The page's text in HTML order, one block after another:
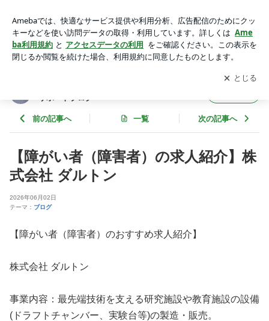
の転職･求人 就職･採用 雇用就労支援サポートブログ
アプリをダウンロードして ブログの更新通知
を受け取りまし
ょう。
開く
サポートブログ
前の記事へ 一覧 次の記事へ
【障がい者（障害者）の求人紹介】株
式会社 ダルトン
2026年06月02日
テーマ： ブログ
【障がい者（障害者）のおすすめ求人紹介】
株式会社 ダルトン
事業内容：最先端技術を支える研究施設や教育施設の設備
(ドラフトチャンバー、実験台等)の製造・販売。